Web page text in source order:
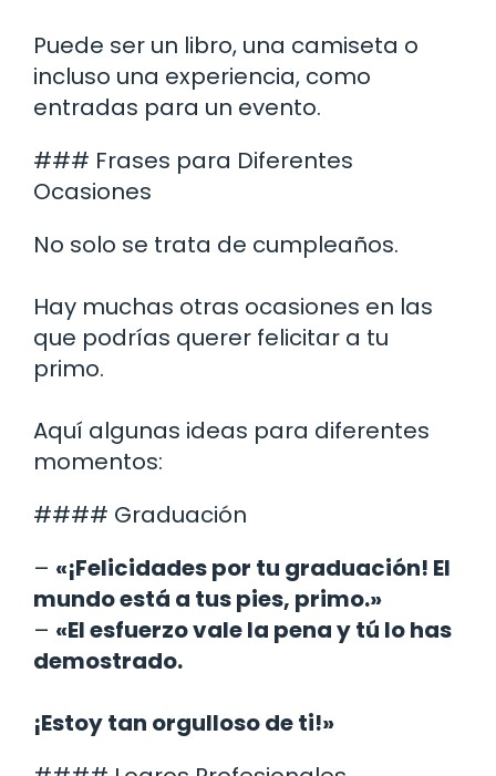
Puede ser un libro, una camiseta o
incluso una experiencia, como
entradas para un evento.
### Frases para Diferentes
Ocasiones
No solo se trata de cumpleaños.
Hay muchas otras ocasiones en las
que podrías querer felicitar a tu
primo.
Aquí algunas ideas para diferentes
momentos:
#### Graduación
– «¡Felicidades por tu graduación! El
mundo está a tus pies, primo.»
– «El esfuerzo vale la pena y tú lo has
demostrado.
¡Estoy tan orgulloso de ti!»